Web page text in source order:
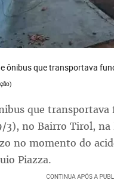
ônibus que transportava
que
3), no Bairro Tirol, na
no momento do
Piazza.